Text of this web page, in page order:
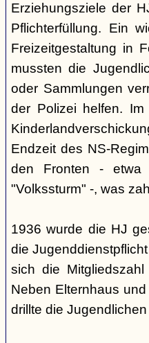
Erziehungsziele der
Pflichterfüllung. Ein
Freizeitgestaltung in
mussten die
oder Sammlungen
der Polizei helfen.
Endzeit des NS-
den Fronten - etwa
"Volkssturm" -, was
1936 wurde die HJ
die
sich die
Neben Elternhaus
drillte die